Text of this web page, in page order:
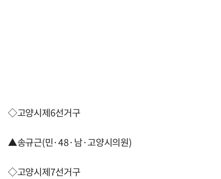
◇고양시제6선거구
▲송규근(민·48·남·고양시의원)
◇고양시제7선거구